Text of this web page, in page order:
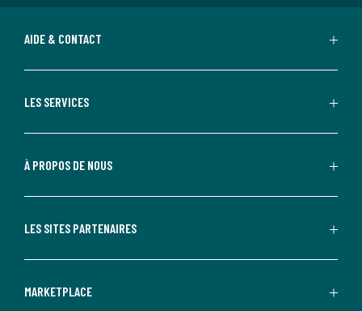
AIDE & CONTACT
LES SERVICES
À PROPOS DE NOUS
LES SITES PARTENAIRES
MARKETPLACE